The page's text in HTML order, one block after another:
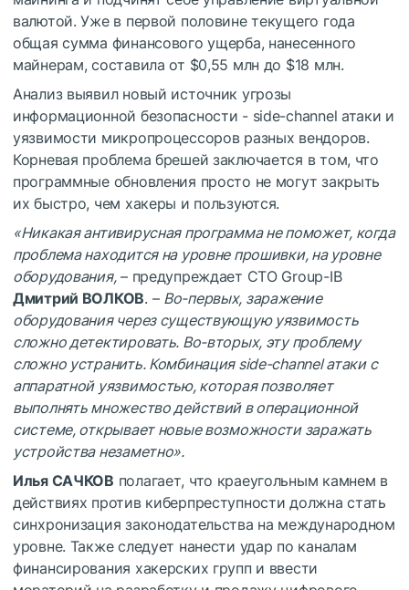
валютой. Уже в первой половине текущего года
общая сумма финансового ущерба, нанесенного
майнерам, составила от $0,55 млн до $18 млн.
Анализ выявил новый источник угрозы
информационной безопасности - side-channel атаки и
уязвимости микропроцессоров разных вендоров.
Корневая проблема брешей заключается в том, что
программные обновления просто не могут закрыть
их быстро, чем хакеры и пользуются.
«Никакая антивирусная программа не поможет, когда
проблема находится на уровне прошивки, на уровне
оборудования,– предупреждает CTO Group-IB
Дмитрий ВОЛКОВ. – Во-первых, заражение
оборудования через существующую уязвимость
сложно детектировать. Во-вторых, эту проблему
сложно устранить. Комбинация side-channel атаки с
аппаратной уязвимостью, которая позволяет
выполнять множество действий в операционной
системе, открывает новые возможности заражать
устройства незаметно».
Илья САЧКОВ полагает, что краеугольным камнем в
действиях против киберпреступности должна стать
синхронизация законодательства на международном
уровне. Также следует нанести удар по каналам
финансирования хакерских групп и ввести